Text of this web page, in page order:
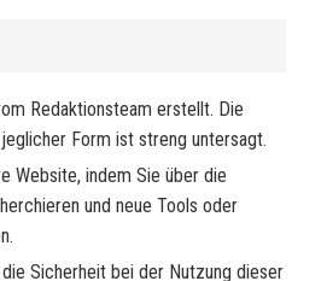
Redaktionsteam erstellt. Die
Form ist streng untersagt.
Website, indem Sie über die
und neue Tools oder
Sicherheit bei der Nutzung dieser